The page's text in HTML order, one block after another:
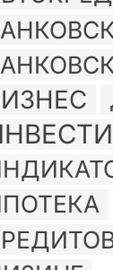
БИЗНЕС
ИПОТЕКА